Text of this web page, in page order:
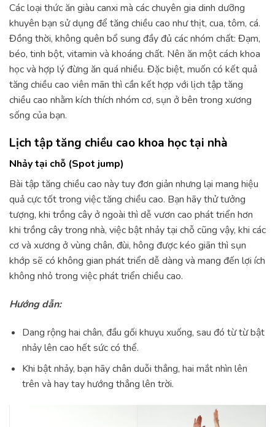
Các loại thức ăn giàu canxi mà các chuyên gia dinh dưỡng
khuyên bạn sử dụng để tăng chiều cao như thịt, cua, tôm, cá.
Đồng thời, không quên bổ sung đầy đủ các nhóm chất: Đạm,
béo, tinh bột, vitamin và khoáng chất. Nên ăn một cách khoa
học và hợp lý đừng ăn quá nhiều. Đặc biệt, muốn có kết quả
tăng chiều cao viên mãn thì cần kết hợp với lịch tập tăng
chiều cao nhằm kích thích nhóm cơ, sụn ở bên trong xương
sống của bạn.
Lịch tập tăng chiều cao khoa học tại nhà
Nhảy tại chỗ (Spot jump)
Bài tập tăng chiều cao này tuy đơn giản nhưng lại mang hiệu
quả cực tốt trong việc tăng chiều cao. Bạn hãy thử tưởng
tượng, khi trồng cây ở ngoài thì dễ vươn cao phát triển hơn
khi trồng cây trong nhà, việc bật nhảy tại chỗ cũng vậy, khi các
cơ và xương ở vùng chân, đùi, hông được kéo giãn thì sụn
khớp sẽ có không gian phát triển dễ dàng và mang đến lợi ích
không nhỏ trong việc phát triển chiều cao.
Hướng dẫn:
Dang rộng hai chân, đầu gối khuỵu xuống, sau đó từ từ bật
nhảy lên cao hết sức có thể.
Khi bật nhảy, bạn hãy chân duỗi thẳng, hai mắt nhìn lên
trên và hay tay hướng thẳng lên trời.